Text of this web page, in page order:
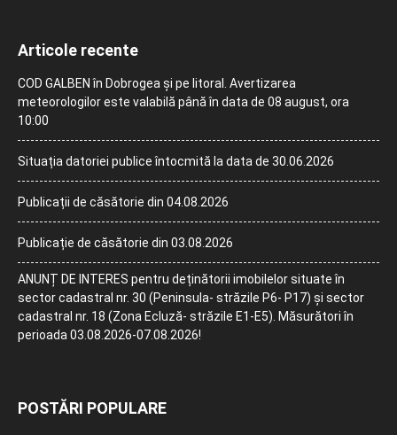
Articole recente
COD GALBEN în Dobrogea și pe litoral. Avertizarea
meteorologilor este valabilă până în data de 08 august, ora
10:00
Situația datoriei publice întocmită la data de 30.06.2026
Publicații de căsătorie din 04.08.2026
Publicație de căsătorie din 03.08.2026
ANUNȚ DE INTERES pentru deținătorii imobilelor situate în
sector cadastral nr. 30 (Peninsula- străzile P6- P17) și sector
cadastral nr. 18 (Zona Ecluză- străzile E1-E5). Măsurători în
perioada 03.08.2026-07.08.2026!
POSTĂRI POPULARE